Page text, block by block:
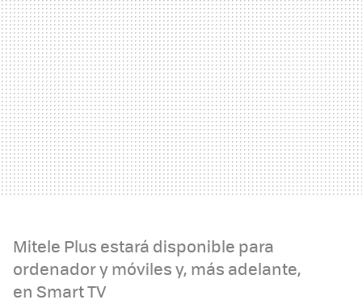
Mitele Plus estará disponible para
ordenador y móviles y, más adelante,
en Smart TV